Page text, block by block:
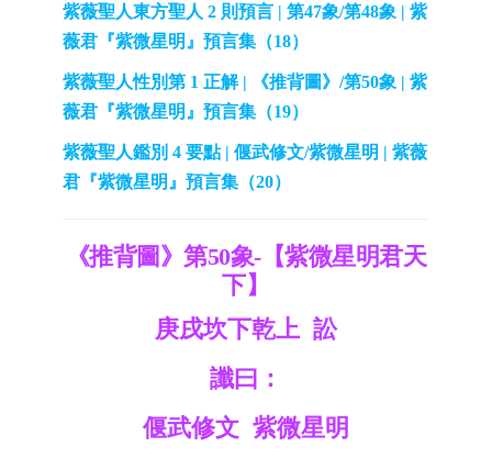
紫薇聖人東方聖人 2 則預言 | 第47象/第48象 | 紫
薇君『紫微星明』預言集（18）
紫薇聖人性別第 1 正解 | 《推背圖》/第50象 | 紫
薇君『紫微星明』預言集（19）
紫薇聖人鑑別 4 要點 | 偃武修文/紫微星明 | 紫薇
君『紫微星明』預言集（20）
《推背圖》第50象-【紫微星明君天
下】
庚戌坎下乾上 訟
讖曰：
偃武修文 紫微星明